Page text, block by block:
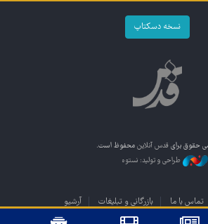
نسخه دسکتاپ
حقوق برای قدس آنلاین محفوظ است.
طراحی و تولید: نستوه
تماس با ما بازرگانی و تبلیغات آرشیو